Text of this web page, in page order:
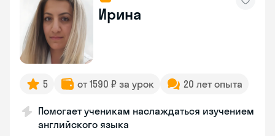
Ирина
5 от 1590 ₽ за урок 20 лет опыта
Помогает ученикам наслаждаться изучением
английского языка